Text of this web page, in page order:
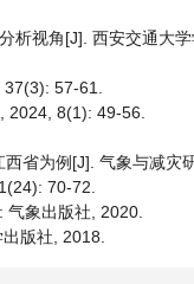
析视角[J]. 西安交通大
57-61.
2024, 8(1): 49-56.
省为例[J]. 气象与减灾
70-72.
气象出版社, 2020.
版社, 2018.